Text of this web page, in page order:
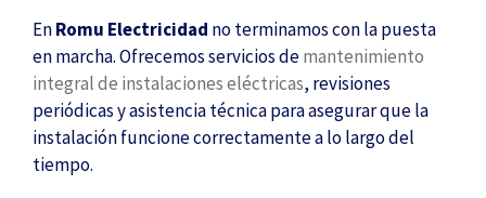
EnRomu Electricidad no terminamos con la puesta
en marcha. Ofrecemos servicios demantenimiento
integral de instalaciones eléctricas, revisiones
periódicas y asistencia técnica para asegurar que la
instalación funcione correctamente a lo largo del
tiempo.